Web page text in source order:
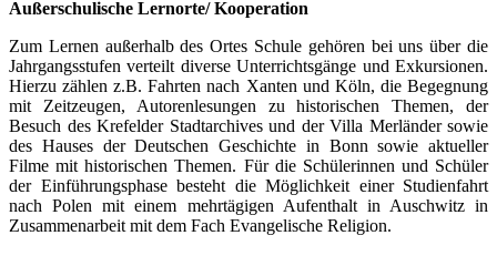
Außerschulische Lernorte/ Kooperation
Zum Lernen außerhalb des Ortes Schule gehören bei uns über die
Jahrgangsstufen verteilt diverse Unterrichtsgänge und Exkursionen.
Hierzu zählen z.B. Fahrten nach Xanten und Köln, die Begegnung
mit Zeitzeugen, Autorenlesungen zu historischen Themen, der
Besuch des Krefelder Stadtarchives und der Villa Merländer sowie
des Hauses der Deutschen Geschichte in Bonn sowie aktueller
Filme mit historischen Themen. Für die Schülerinnen und Schüler
der Einführungsphase besteht die Möglichkeit einer Studienfahrt
nach Polen mit einem mehrtägigen Aufenthalt in Auschwitz in
Zusammenarbeit mit dem Fach Evangelische Religion.